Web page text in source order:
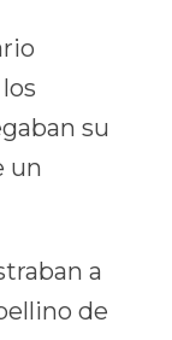
su
un
a
de